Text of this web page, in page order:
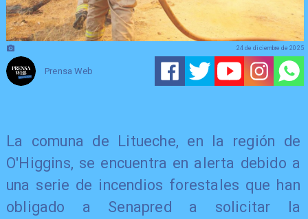
Prensa Web
24 de diciembre de 2025
La comuna de Litueche, en la región de
O'Higgins, se encuentra en alerta debido a
una serie de incendios forestales que han
obligado a Senapred a solicitar la